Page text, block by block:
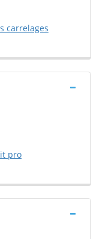
carrelages
pro